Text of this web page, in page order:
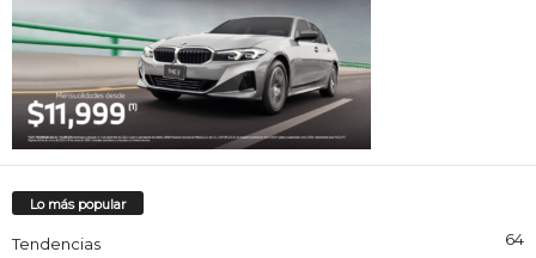
Lo más popular
Tendencias 64